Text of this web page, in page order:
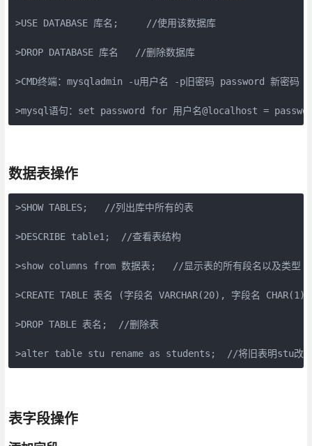
>USE DATABASE 库名;     //使用该数据库
>DROP DATABASE 库名   //删除数据库
>CMD终端：mysqladmin -u用户名 -p旧密码 password 新密码
>mysql语句：set password for 用户名@localhost =
数据表操作
>SHOW TABLES;   //列出库中所有的表
>DESCRIBE table1;  //查看表结构
>show columns from 数据表;   //显示表的所有段名以及类型
>CREATE TABLE 表名 (字段名 VARCHAR(20), 字段名
>DROP TABLE 表名;  //删除表
>alter table stu rename as students;  //将旧表明stu改为
表字段操作